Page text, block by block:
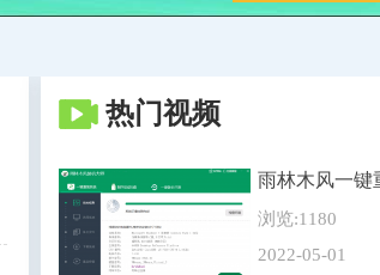
热门视频
浏览:1180
2022-05-01